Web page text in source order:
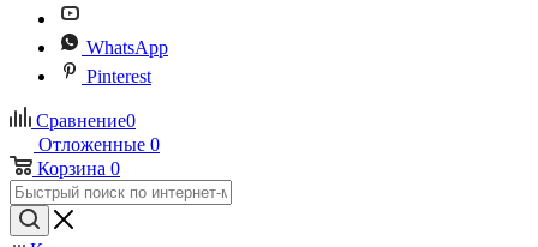
WhatsApp
Pinterest
Сравнение0
Отложенные 0
Корзина 0